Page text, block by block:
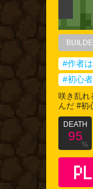
#作者
#初心
咲き乱れ
んだ #初
DEATH
95
%